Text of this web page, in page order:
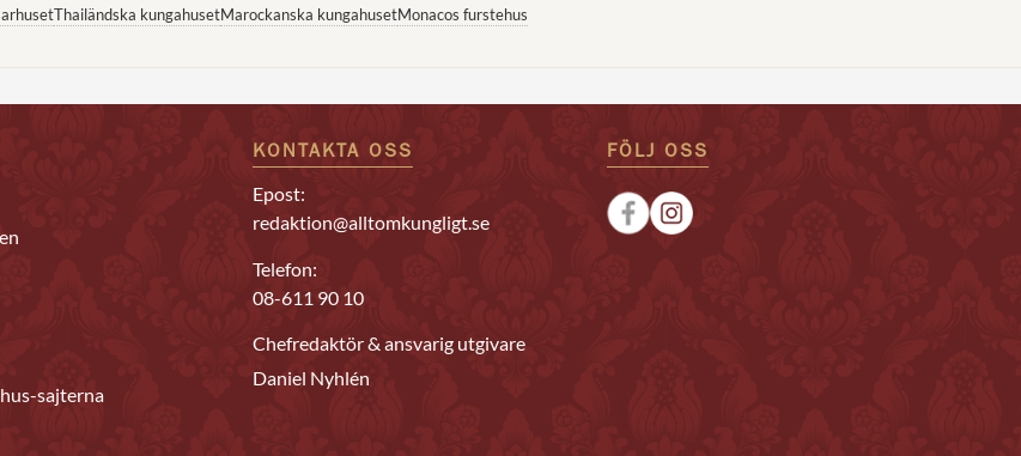
Thailändska kungahusetMarockanska kungahusetMonacos furstehus
sajterna
KONTAKTA OSS
Epost:
redaktion@alltomkungligt.se
Telefon:
08-611 90 10
Chefredaktör & ansvarig utgivare
Daniel Nyhlén
FÖLJ OSS